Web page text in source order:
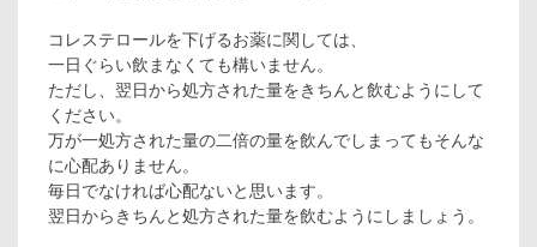
コレステロールを下げるお薬に関しては、
一日ぐらい飲まなくても構いません。
ただし、翌日から処方された量をきちんと飲むようにして
ください。
万が一処方された量の二倍の量を飲んでしまってもそんな
に心配ありません。
毎日でなければ心配ないと思います。
翌日からきちんと処方された量を飲むようにしましょう。